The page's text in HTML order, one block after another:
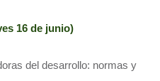
16de junio)
del desarrollo: normas y